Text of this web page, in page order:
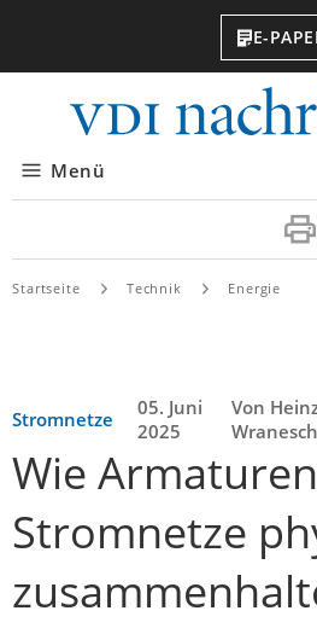
E-
Menü
Startseite Technik Energie
Stromnetze
05. Juni
2025
Von
Wie
Stromnetze